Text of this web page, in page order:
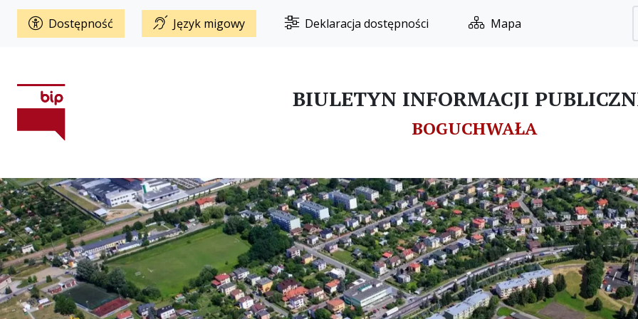
Dostępność Język migowy Deklaracja dostępności Mapa
BIULETYN INFORMACJI
BOGUCHWAŁA